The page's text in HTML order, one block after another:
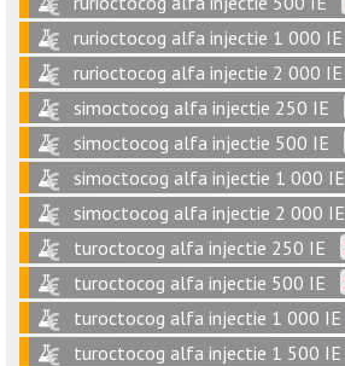
rurioctocog alfa injectie 1 000 IE
rurioctocog alfa injectie 2 000 IE
simoctocog alfa injectie 250 IE
simoctocog alfa injectie 500 IE
simoctocog alfa injectie 1 000 IE
simoctocog alfa injectie 2 000 IE
turoctocog alfa injectie 250 IE
turoctocog alfa injectie 500 IE
turoctocog alfa injectie 1 000 IE
turoctocog alfa injectie 1 500 IE